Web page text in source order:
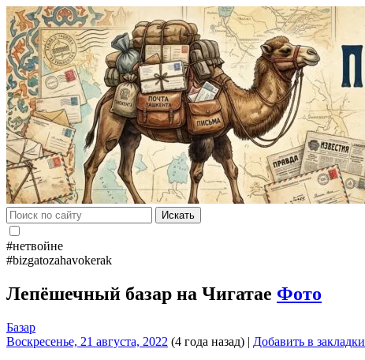
Искать
#нетвойне
#bizgatozahavokerak
Лепёшечный базар на Чигатае Фото
Базар
Воскресенье, 21 августа, 2022 (4 года назад) | Добавить в закладки